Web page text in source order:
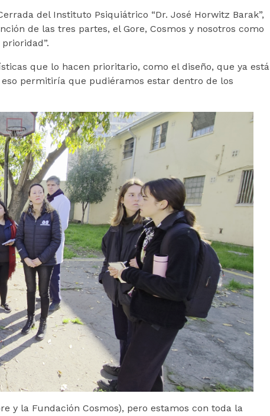
del Instituto Psiquiátrico “Dr. José Horwitz Barak”,
de las tres partes, el Gore, Cosmos y nosotros como
que lo hacen prioritario, como el diseño, que ya está
permitiría que pudiéramos estar dentro de los
y la Fundación Cosmos), pero estamos con toda la